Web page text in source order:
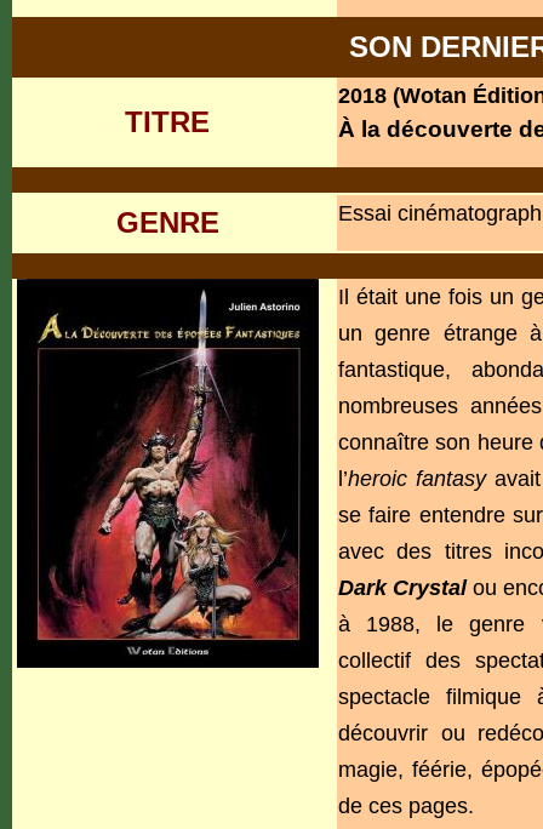
SON
TITRE
2018 (Wotan
À la découverte
GENRE Essai
Il était une fois un
un genre étrange
fantastique,
nombreuses
connaître son heure
l’heroic fantasy
se faire entendre
avec des titres
Dark Crystalou
à 1988, le genre
collectif des
spectacle filmique
découvrir ou
magie, féérie,
de ces pages.